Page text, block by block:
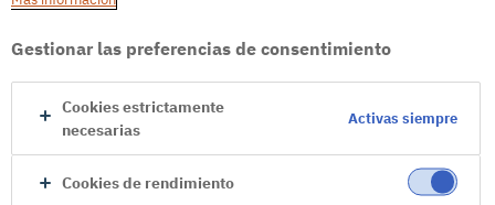
Ir a la página de inicio
Gestionar las preferencias de consentimiento
Cookies estrictamente
necesarias
Activas siempre
Cookies de rendimiento